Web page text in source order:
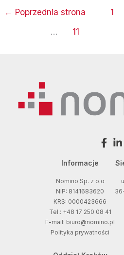
← Poprzednia strona 1
…
11
Informacje
Nomino Sp. z o.o
NIP: 8141683620
KRS: 0000423666
Tel.: +48 17 250 08 41
E-mail: biuro@nomino.pl
Polityka prywatności